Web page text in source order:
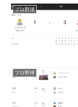
プロ野球
プロ野球